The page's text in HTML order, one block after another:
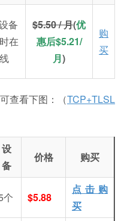
备
在
线
$5.50 / 月(优
惠后$5.21/
月)
购
买
查看下图：（TCP+TLSL
设
备
价格 购买
个 $5.88
点击购
买